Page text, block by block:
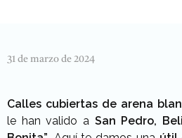
31 de marzo de 2024
Calles cubiertas de arena
le han valido a San Pedro,